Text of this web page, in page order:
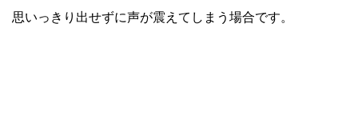
思いっきり出せずに声が震えてしまう場合です。